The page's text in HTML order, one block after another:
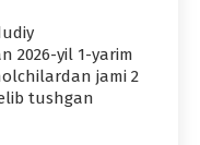
2026-yil 1-yarim
jami 2
tushgan